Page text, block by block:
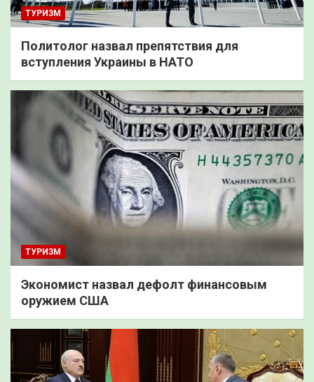
ТУРИЗМ
Политолог назвал препятствия для
вступления Украины в НАТО
ТУРИЗМ
Экономист назвал дефолт финансовым
оружием США